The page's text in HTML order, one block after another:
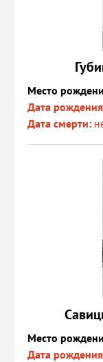
Место
Дата
Дата смерти:
Место
Дата